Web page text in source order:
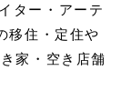
ター・アーテ
移住・定住や
家・空き店舗